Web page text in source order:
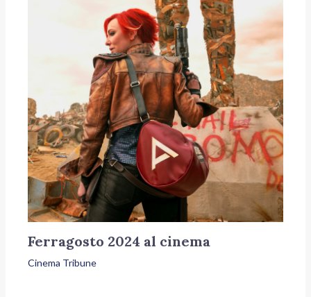
Ferragosto 2024 al cinema
Cinema Tribune